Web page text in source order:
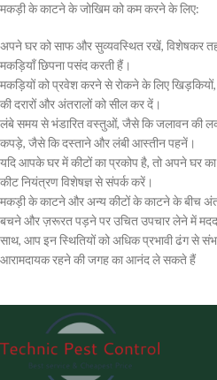
मकड़ी के काटने के जोखिम को कम करने के लिए:
अपने घर को साफ और सुव्यवस्थित रखें, विशेषकर
मकड़ियाँ छिपना पसंद करती हैं।
मकड़ियों को प्रवेश करने से रोकने के लिए
की दरारों और अंतरालों को सील कर दें।
लंबे समय से भंडारित वस्तुओं, जैसे कि जलावन की
कपड़े, जैसे कि दस्ताने और लंबी आस्तीन पहनें।
यदि आपके घर में कीटों का प्रकोप है, तो अपने घर
कीट नियंत्रण विशेषज्ञ से संपर्क करें।
मकड़ी के काटने और अन्य कीटों के काटने के बीच
बचने और ज़रूरत पड़ने पर उचित उपचार लेने में
साथ, आप इन स्थितियों को अधिक प्रभावी ढंग से
आरामदायक रहने की जगह का आनंद ले सकते हैं